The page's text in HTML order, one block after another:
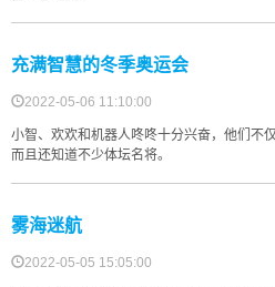
充满智慧的冬季奥运会
2022-05-06 11:10:00
小智、欢欢和机器人咚咚十分兴奋，他们不
而且还知道不少体坛名将。
雾海迷航
2022-05-05 15:05:00